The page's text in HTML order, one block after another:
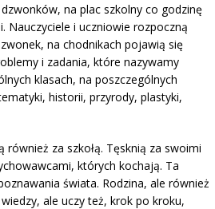
na plac szkolny co godzinę
Nauczyciele i uczniowie rozpoczną
na chodnikach pojawią się
i zadania, które nazywamy
klasach, na poszczególnych
historii, przyrody, plastyki,
za szkołą. Tęsknią za swoimi
których kochają. Ta
świata. Rodzina, ale również
ale uczy też, krok po kroku,